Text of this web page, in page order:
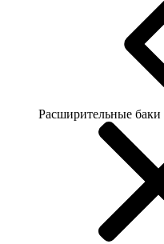
Расширительные